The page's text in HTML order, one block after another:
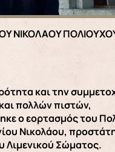
ΝΙΚΟΛΑΟΥ
και την
πολλών πιστών,
ο εορτασμός του
Νικολάου,
Λιμενικού Σώματος.